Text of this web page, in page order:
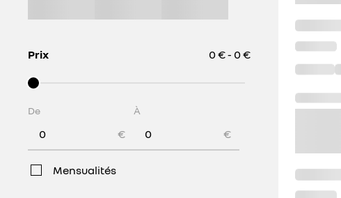
Prix 0 € - 0 €
De
€
À
€
Mensualités